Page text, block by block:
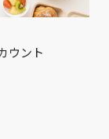
ウント